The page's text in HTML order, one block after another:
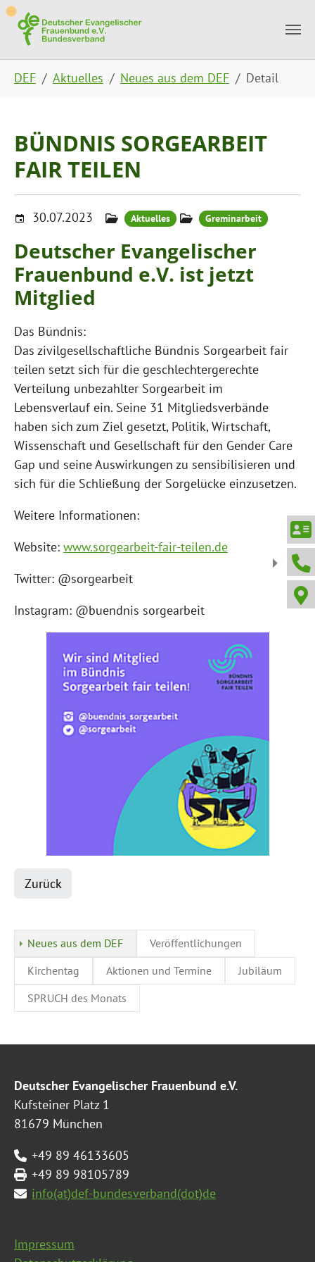
Skip to main content
Skip to page footer
DEF Aktuelles Neues aus dem DEF Detail
BÜNDNIS SORGEARBEIT
FAIR TEILEN
30.07.2023 Aktuelles Greminarbeit
Deutscher Evangelischer
Frauenbund e.V. ist jetzt
Mitglied
Das Bündnis:
Das zivilgesellschaftliche Bündnis Sorgearbeit fair
teilen setzt sich für die geschlechtergerechte
Verteilung unbezahlter Sorgearbeit im
Lebensverlauf ein. Seine 31 Mitgliedsverbände
haben sich zum Ziel gesetzt, Politik, Wirtschaft,
Wissenschaft und Gesellschaft für den Gender Care
Gap und seine Auswirkungen zu sensibilisieren und
sich für die Schließung der Sorgelücke einzusetzen.
Weitere Informationen:
Website: www.sorgearbeit-fair-teilen.de
Twitter: @sorgearbeit
Instagram: @buendnis sorgearbeit
Zurück
Neues aus dem DEF
Veröffentlichungen
Kirchentag
Aktionen und Termine
Jubiläum
SPRUCH des Monats
Deutscher Evangelischer Frauenbund e.V.
Kufsteiner Platz 1
81679 München
+49 89 46133605
+49 89 98105789
info(at)def-bundesverband(dot)de
Impressum